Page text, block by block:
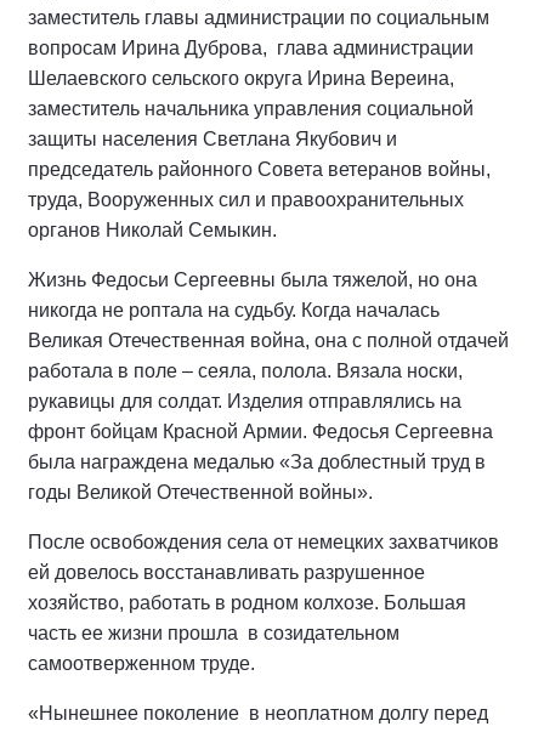
заместитель главы администрации по социальным
вопросам Ирина Дуброва, глава администрации
Шелаевского сельского округа Ирина Вереина,
заместитель начальника управления социальной
защиты населения Светлана Якубович и
председатель районного Совета ветеранов войны,
труда, Вооруженных сил и правоохранительных
органов Николай Семыкин.
Жизнь Федосьи Сергеевны была тяжелой, но она
никогда не роптала на судьбу. Когда началась
Великая Отечественная война, она с полной отдачей
работала в поле – сеяла, полола. Вязала носки,
рукавицы для солдат. Изделия отправлялись на
фронт бойцам Красной Армии. Федосья Сергеевна
была награждена медалью «За доблестный труд в
годы Великой Отечественной войны».
После освобождения села от немецких захватчиков
ей довелось восстанавливать разрушенное
хозяйство, работать в родном колхозе. Большая
часть ее жизни прошла в созидательном
самоотверженном труде.
«Нынешнее поколение в неоплатном долгу перед